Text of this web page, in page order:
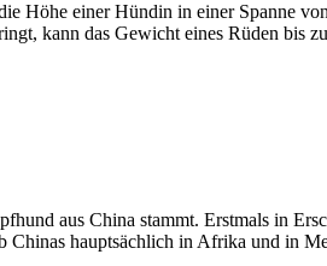
Höhe einer Hün­din in einer Span­ne
kann das Gewicht eines Rüden bis
aus Chi­na stammt. Erst­mals in
Chi­nas haupt­säch­lich in Afri­ka und in